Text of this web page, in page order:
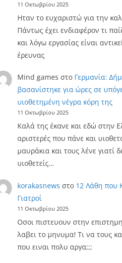
11 Οκτωβρίου 2025
Ηταν το ευχαριστώ για την
Πάντως έχει ενδιαφέρον τι
και λόγω εργασίας είναι
έρευνας
Mind games στο Γερμανία:
βασανίστηκε για ώρες σε
υιοθετημένη νέγρα κόρη της
11 Οκτωβρίου 2025
Καλά της έκανε και εδώ στην
αριστερές που πάνε και
μαυράκια και τους λένε γιατί
υιοθετείς…
korakasnews στο 12 Λάθη που
Γιατροί
11 Οκτωβρίου 2025
Οσοι πιστευουν στην
λαβει το μηνυμα! Τι να τους
που ειναι πολυ αργα;;;